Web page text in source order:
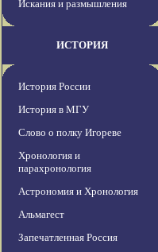
Искания и размышления
ИСТОРИЯ
История России
История в МГУ
Слово о полку Игореве
Хронология и
парахронология
Астрономия и Хронология
Альмагест
Запечатленная Россия